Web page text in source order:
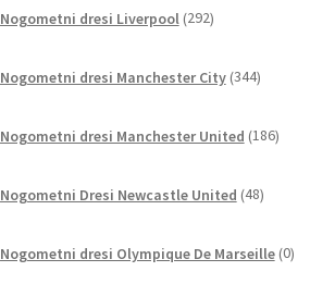
Nogometni dresi Liverpool 292izdelkov
Nogometni dresi Manchester City 344izdelkov
Nogometni dresi Manchester United 186izdelkov
Nogometni Dresi Newcastle United 48izdelkov
Nogometni dresi Olympique De Marseille 0